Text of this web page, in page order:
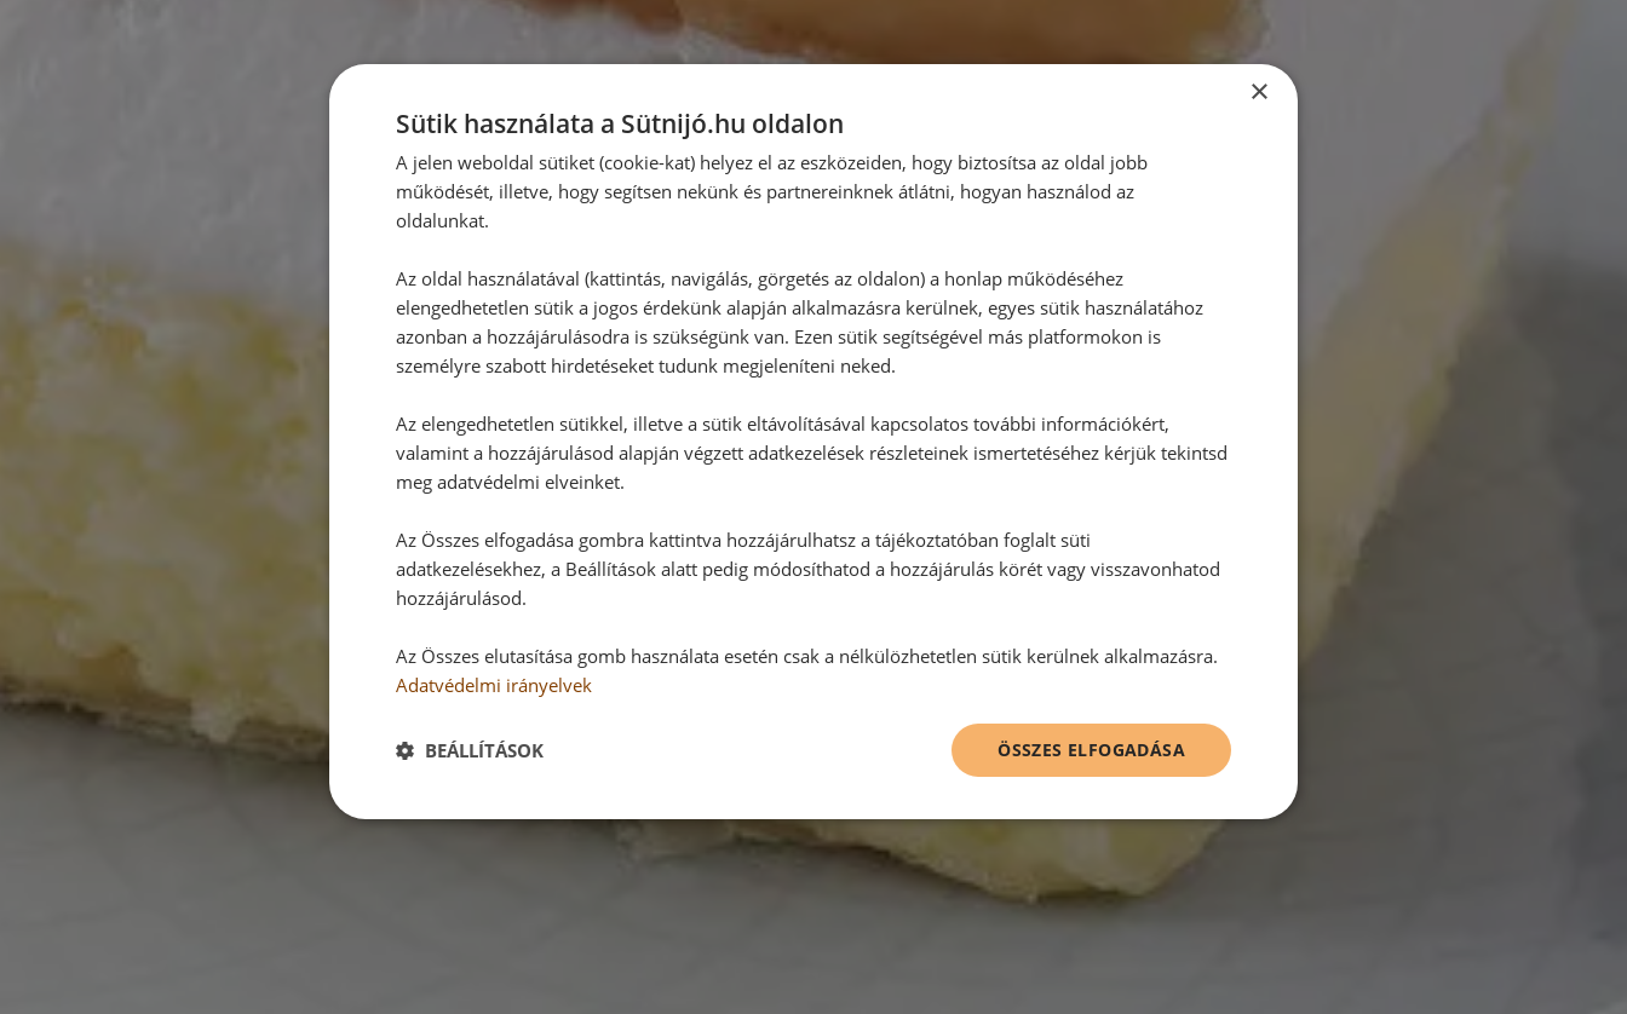
×
Sütik használata a Sütnijó.hu oldalon
A jelen weboldal sütiket (cookie-kat) helyez el az eszközeiden, hogy biztosítsa az oldal jobb
működését, illetve, hogy segítsen nekünk és partnereinknek átlátni, hogyan használod az
oldalunkat.
Az oldal használatával (kattintás, navigálás, görgetés az oldalon) a honlap működéséhez
elengedhetetlen sütik a jogos érdekünk alapján alkalmazásra kerülnek, egyes sütik használatához
azonban a hozzájárulásodra is szükségünk van. Ezen sütik segítségével más platformokon is
személyre szabott hirdetéseket tudunk megjeleníteni neked.
Az elengedhetetlen sütikkel, illetve a sütik eltávolításával kapcsolatos további információkért,
valamint a hozzájárulásod alapján végzett adatkezelések részleteinek ismertetéséhez kérjük tekintsd
meg adatvédelmi elveinket.
Az Összes elfogadása gombra kattintva hozzájárulhatsz a tájékoztatóban foglalt süti
adatkezelésekhez, a Beállítások alatt pedig módosíthatod a hozzájárulás körét vagy visszavonhatod
hozzájárulásod.
Az Összes elutasítása gomb használata esetén csak a nélkülözhetetlen sütik kerülnek alkalmazásra.
Adatvédelmi irányelvek
ÖSSZES ELFOGADÁSA
BEÁLLÍTÁSOK